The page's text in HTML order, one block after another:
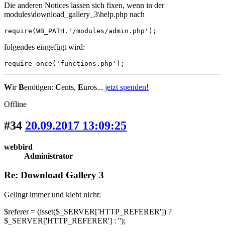
Die anderen Notices lassen sich fixen, wenn in der
modules\download_gallery_3\help.php nach
require(WB_PATH.'/modules/admin.php');
folgendes eingefügt wird:
require_once('functions.php');
WirBenötigen: Cents, Euros... jetzt spenden!
Offline
#34 20.09.2017 13:09:25
webbird
Administrator
Re: Download Gallery 3
Gelingt immer und klebt nicht:
$referer = (isset($_SERVER['HTTP_REFERER']) ?
$_SERVER['HTTP_REFERER'] : '');